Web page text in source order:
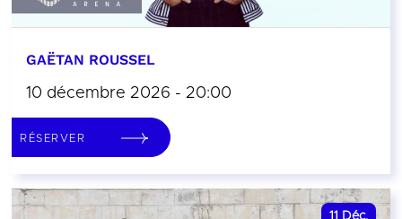
GAËTAN ROUSSEL
10 décembre 2026 - 20:00
RÉSERVER